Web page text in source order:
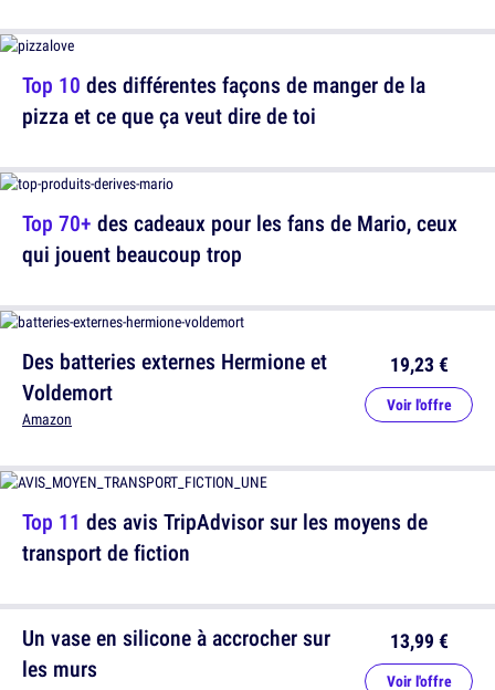
Top 10 des différentes façons de manger de la
pizza et ce que ça veut dire de toi
Des batteries externes Hermione et
Voldemort
Amazon
19,23 €
Voir l'offre
Un vase en silicone à accrocher sur
les murs
13,99 €
Voir l'offre
Top 70+ des cadeaux pour les fans de Mario, ceux
qui jouent beaucoup trop
Top 11 des avis TripAdvisor sur les moyens de
transport de fiction